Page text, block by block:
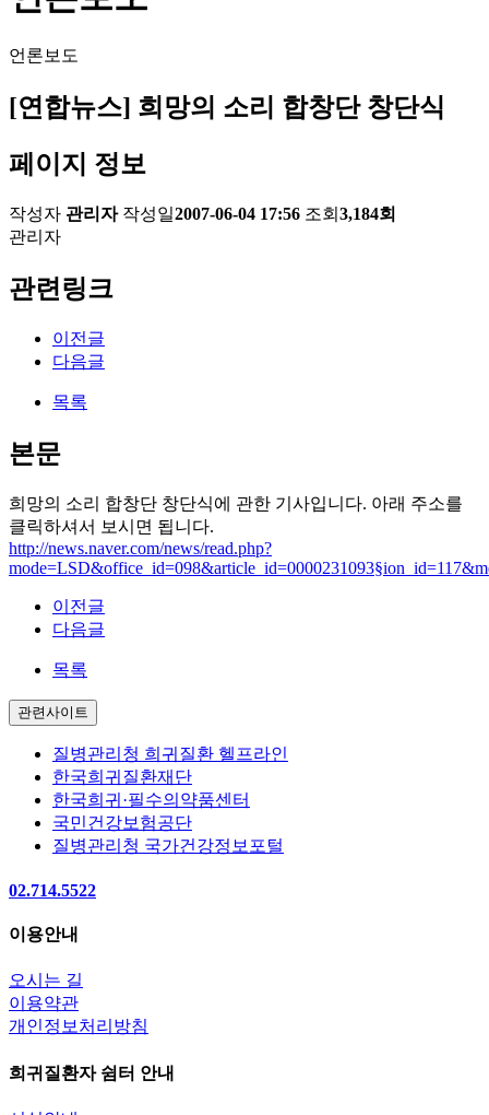
언론보도
[연합뉴스] 희망의 소리 합창단 창단식
페이지 정보
작성자 관리자 작성일2007-06-04 17:56 조회 3,184회
관리자
관련링크
이전글
다음글
목록
본문
희망의 소리 합창단 창단식에 관한 기사입니다. 아래 주소를
클릭하셔서 보시면 됩니다.
http://news.naver.com/news/read.php?
이전글
다음글
목록
관련사이트
질병관리청 희귀질환 헬프라인
한국희귀질환재단
한국희귀·필수의약품센터
국민건강보험공단
질병관리청 국가건강정보포털
02.714.5522
이용안내
오시는 길
이용약관
개인정보처리방침
희귀질환자 쉼터 안내